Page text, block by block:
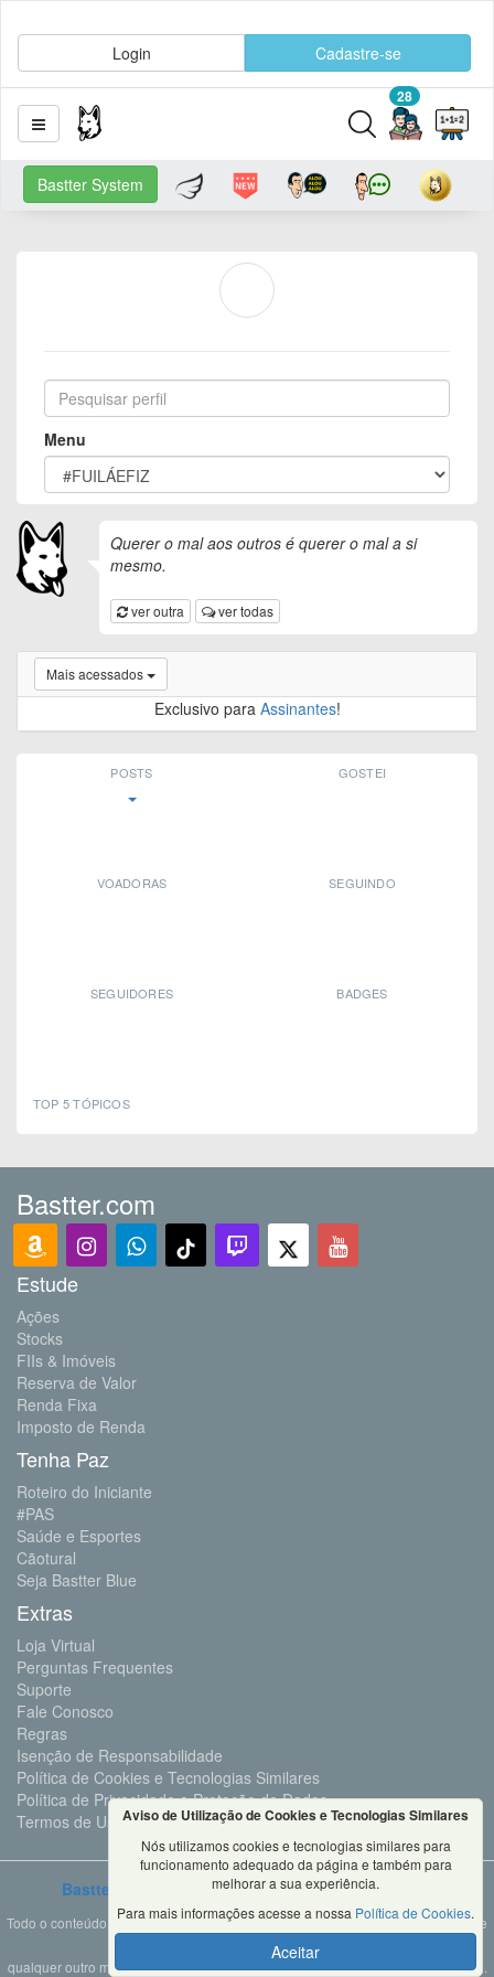
Login Cadastre-se
28
Bastter System
Menu
Querer o mal aos outros é querer o mal a si
mesmo.
ver outra ver todas
Mais acessados
Exclusivo para Assinantes!
POSTS GOSTEI
VOADORAS SEGUINDO
SEGUIDORES BADGES
TOP 5 TÓPICOS
Bastter.com
Estude
Ações
Stocks
FIIs & Imóveis
Reserva de Valor
Renda Fixa
Imposto de Renda
Tenha Paz
Roteiro do Iniciante
#PAS
Saúde e Esportes
Cãotural
Seja Bastter Blue
Extras
Loja Virtual
Perguntas Frequentes
Suporte
Fale Conosco
Regras
Isenção de Responsabilidade
Política de Cookies e Tecnologias Similares
Política de Privacidade e Proteção de Dados
Termos de Uso
Bastter.com 2001 ©Todos os Direitos Reservados
Todo o conteúdo deste site é propriedade da Bastter.com, sendo expressamente
proibido o seu uso em sites, videos, cursos ou
qualquer outro meio de comunicação sem autorização expressa do proprietário.
Aviso de Utilização de Cookies e Tecnologias Similares
Nós utilizamos cookies e tecnologias similares para
funcionamento adequado da página e também para
melhorar a sua experiência.
Para mais informações acesse a nossa Política de Cookies.
Aceitar